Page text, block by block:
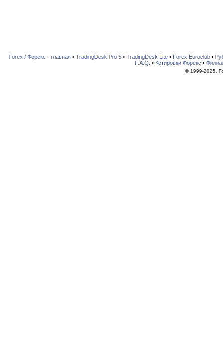
Forex / Форекс - главная• TradingDesk Pro 5• TradingDesk Lite• Forex Euroclub•
F.A.Q. • Котировки Форекс •
© 1999-2025,